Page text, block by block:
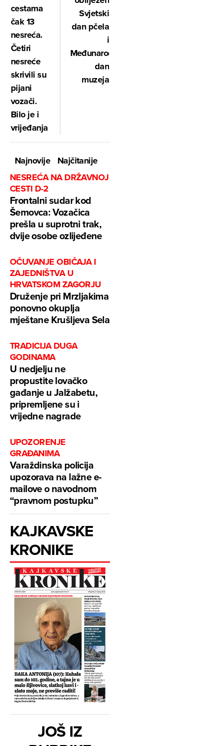
cestama
čak 13
nesreća.
Četiri
nesreće
skrivili su
pijani
vozači.
Bilo je i
vrijeđanja
Svjetski
dan pčela
i
Međunarodni
dan
muzeja
Najnovije
Najčitanije
NESREĆA NA DRŽAVNOJ
CESTI D-2
Frontalni sudar kod
Šemovca: Vozačica
prešla u suprotni trak,
dvije osobe ozlijeđene
OČUVANJE OBIČAJA I
ZAJEDNIŠTVA U
HRVATSKOM ZAGORJU
Druženje pri Mrzljakima
ponovno okuplja
mještane Krušljeva Sela
TRADICIJA DUGA
GODINAMA
U nedjelju ne
propustite lovačko
gađanje u Jalžabetu,
pripremljene su i
vrijedne nagrade
UPOZORENJE
GRAĐANIMA
Varaždinska policija
upozorava na lažne e-
mailove o navodnom
“pravnom postupku”
KAJKAVSKE
KRONIKE
JOŠ IZ